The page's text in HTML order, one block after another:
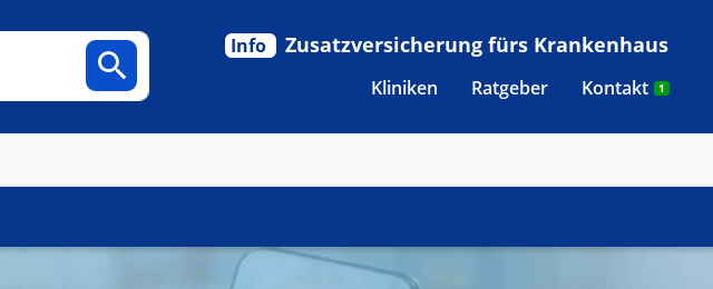
Kliniken
Ratgeber Kontakt 1
Info Zusatzversicherung fürs Krankenhaus